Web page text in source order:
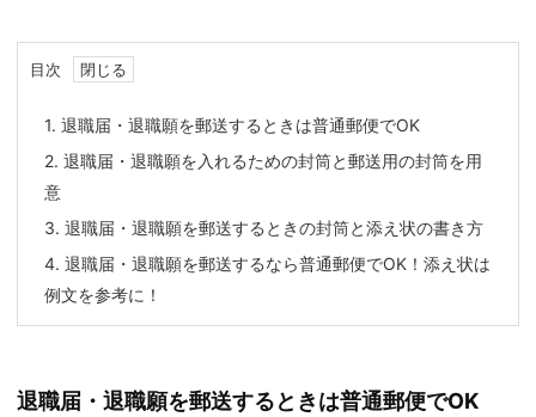
目次
1. 退職届・退職願を郵送するときは普通郵便でOK
2. 退職届・退職願を入れるための封筒と郵送用の封筒を用
意
3. 退職届・退職願を郵送するときの封筒と添え状の書き方
4. 退職届・退職願を郵送するなら普通郵便でOK！添え状は
例文を参考に！
退職届・退職願を郵送するときは普通郵便でOK